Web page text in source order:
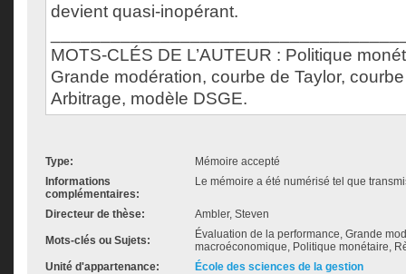
devient quasi-inopérant.
MOTS-CLÉS DE L’AUTEUR : Politique
Grande modération, courbe de Taylor,
Arbitrage, modèle DSGE.
Type:
Mémoire accepté
Informations
complémentaires:
Le mémoire a été numérisé tel que
Directeur de thèse: Ambler, Steven
Mots-clés ou Sujets:
Évaluation de la performance, Grande
macroéconomique, Politique monétaire,
Unité d'appartenance:
École des sciences de la gestion